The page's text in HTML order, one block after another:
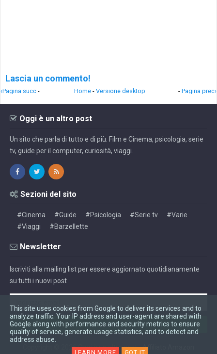
Lascia un commento!
‹Pagina succ - - Pagina prec›
Home - Versione desktop
Oggi è un altro post
Un sito che parla di tutto e di più. Film e Cinema, psicologia, serie
tv, guide per il computer, curiosità, viaggi.
Sezioni del sito
#Cinema #Guide #Psicologia #Serie tv
#Varie
#Viaggi
#Barzellette
Newsletter
Iscriviti alla mailing list per essere aggiornato quotidianamente
su tutti i nuovi post
2026Oggi è un altro post-Affiliato Amazon
This site uses cookies from Google to deliver its services and to
analyze traffic. Your IP address and user-agent are shared with
Google along with performance and security metrics to ensure
quality of service, generate usage statistics, and to detect and
address abuse.
LEARN MORE GOT IT